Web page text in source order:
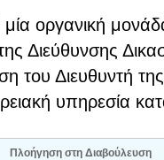
οργανική
Διεύθυνσης
του Διευθυντή
υπηρεσία
Πλοήγηση στη Διαβούλευση